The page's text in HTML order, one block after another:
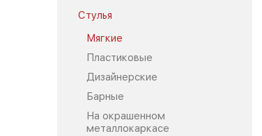
Стулья
Мягкие
Пластиковые
Дизайнерские
Барные
На окрашенном
металлокаркасе